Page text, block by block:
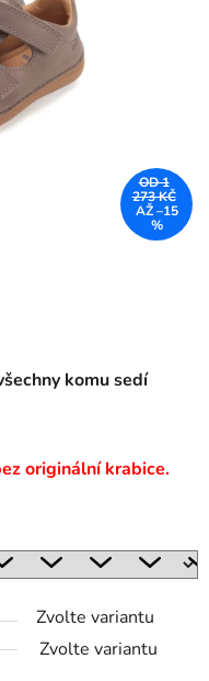
komu sedí
originální krabice.
Zvolte variantu
Zvolte variantu
OD 1
273 KČ
AŽ –15
%